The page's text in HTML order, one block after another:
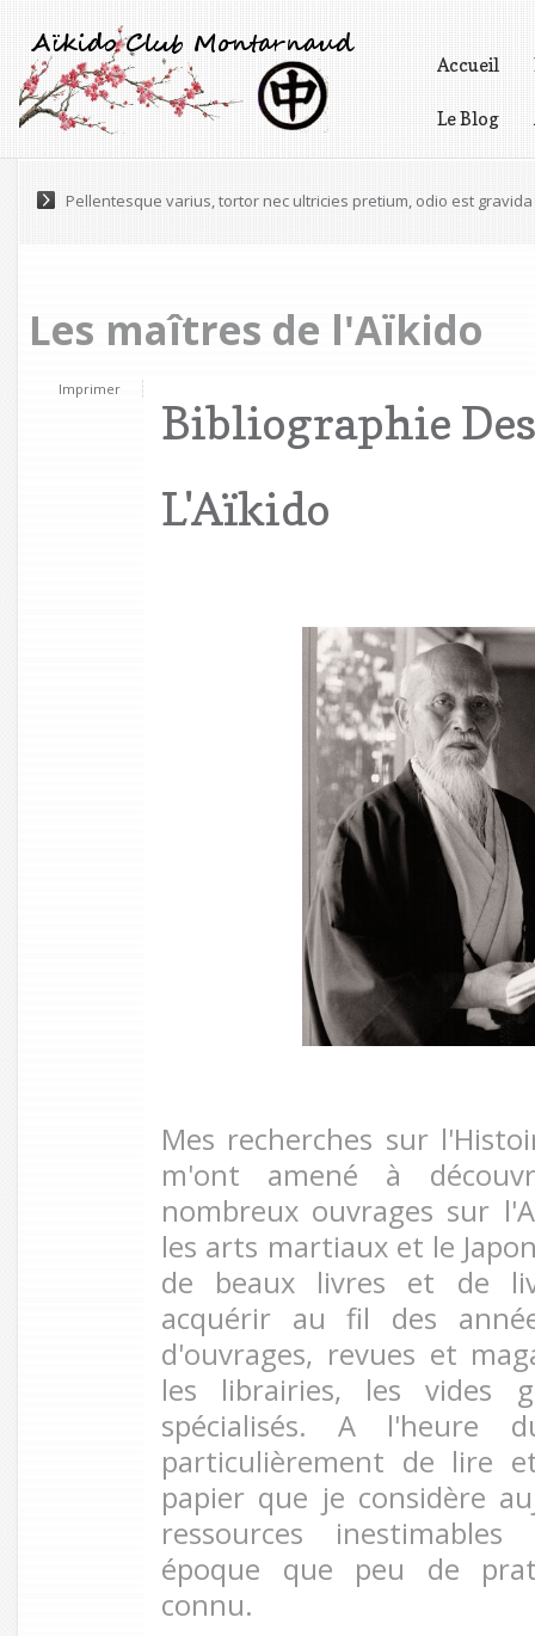
Accueil
Le Blog
Maecenas a accumsan felis. Praesent scelerisque volutpat
Pellentesque varius, tortor nec ultricies pretium, odio est
Les maîtres de l'Aïkido
Imprimer
Bibliographie
L'Aïkido
Mes recherches sur
m'ont amené à
nombreux ouvrages sur
les arts martiaux et le
de beaux livres et de
acquérir au fil des
d'ouvrages, revues et
les librairies, les vides
spécialisés. A l'heure
particulièrement de lire
papier que je considère
ressources
époque que peu de
connu.